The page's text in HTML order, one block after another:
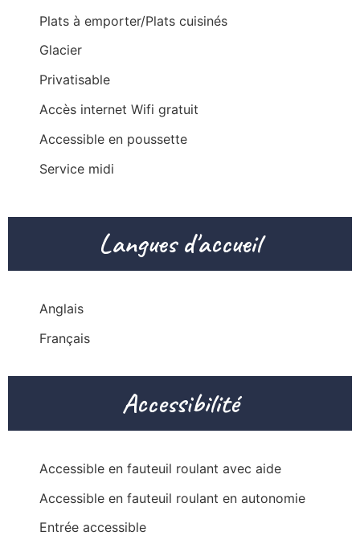
Plats à emporter/Plats cuisinés
Glacier
Privatisable
Accès internet Wifi gratuit
Accessible en poussette
Service midi
Langues d'accueil
Anglais
Français
Accessibilité
Accessible en fauteuil roulant avec aide
Accessible en fauteuil roulant en autonomie
Entrée accessible